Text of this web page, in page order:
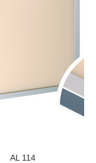
AL 114